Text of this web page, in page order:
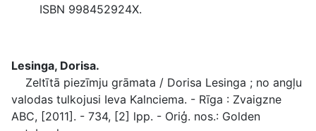
ISBN 998452924X.
Lesinga, Dorisa.
Zeltītā piezīmju grāmata / Dorisa Lesinga ; no angļu
valodas tulkojusi Ieva Kalnciema. - Rīga : Zvaigzne
ABC, [2011]. - 734, [2] lpp. - Oriģ. nos.: Golden